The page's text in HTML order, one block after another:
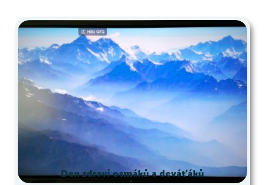
Den zdraví osmáků a deváťáků